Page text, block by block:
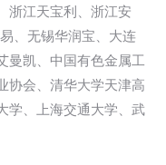
浙江天宝利、浙江安
、无锡华润宝、大连
曼凯、中国有色金属工
协会、清华大学天津高
学、上海交通大学、武